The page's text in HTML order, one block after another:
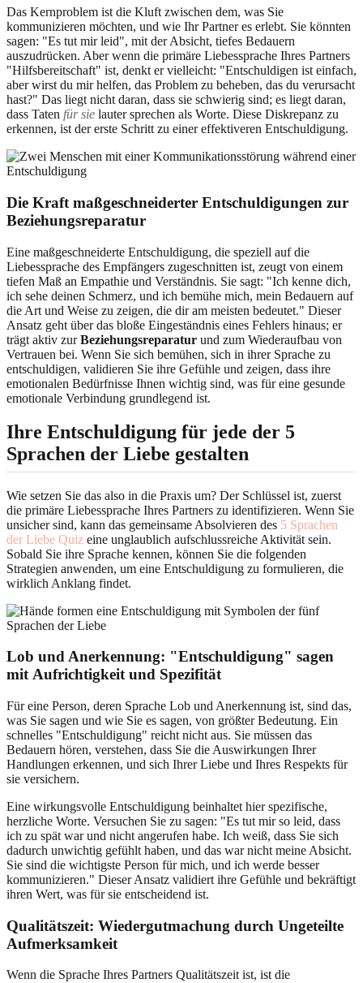
Das Kernproblem ist die Kluft zwischen dem, was Sie
kommunizieren möchten, und wie Ihr Partner es erlebt. Sie könnten
sagen: "Es tut mir leid", mit der Absicht, tiefes Bedauern
auszudrücken. Aber wenn die primäre Liebessprache Ihres Partners
"Hilfsbereitschaft" ist, denkt er vielleicht: "Entschuldigen ist einfach,
aber wirst du mir helfen, das Problem zu beheben, das du verursacht
hast?" Das liegt nicht daran, dass sie schwierig sind; es liegt daran,
dass Taten für sie lauter sprechen als Worte. Diese Diskrepanz zu
erkennen, ist der erste Schritt zu einer effektiveren Entschuldigung.
Die Kraft maßgeschneiderter Entschuldigungen zur
Beziehungsreparatur
Eine maßgeschneiderte Entschuldigung, die speziell auf die
Liebessprache des Empfängers zugeschnitten ist, zeugt von einem
tiefen Maß an Empathie und Verständnis. Sie sagt: "Ich kenne dich,
ich sehe deinen Schmerz, und ich bemühe mich, mein Bedauern auf
die Art und Weise zu zeigen, die dir am meisten bedeutet." Dieser
Ansatz geht über das bloße Eingeständnis eines Fehlers hinaus; er
trägt aktiv zurBeziehungsreparatur und zum Wiederaufbau von
Vertrauen bei. Wenn Sie sich bemühen, sich in ihrer Sprache zu
entschuldigen, validieren Sie ihre Gefühle und zeigen, dass ihre
emotionalen Bedürfnisse Ihnen wichtig sind, was für eine gesunde
emotionale Verbindung grundlegend ist.
Ihre Entschuldigung für jede der 5
Sprachen der Liebe gestalten
Wie setzen Sie das also in die Praxis um? Der Schlüssel ist, zuerst
die primäre Liebessprache Ihres Partners zu identifizieren. Wenn Sie
unsicher sind, kann das gemeinsame Absolvieren des 5 Sprachen
der Liebe Quiz eine unglaublich aufschlussreiche Aktivität sein.
Sobald Sie ihre Sprache kennen, können Sie die folgenden
Strategien anwenden, um eine Entschuldigung zu formulieren, die
wirklich Anklang findet.
Lob und Anerkennung: "Entschuldigung" sagen
mitAufrichtigkeit und Spezifität
Für eine Person, deren Sprache Lob und Anerkennung ist, sind das,
was Sie sagen und wie Sie es sagen, von größter Bedeutung. Ein
schnelles "Entschuldigung" reicht nicht aus. Sie müssen das
Bedauern hören, verstehen, dass Sie die Auswirkungen Ihrer
Handlungen erkennen, und sich Ihrer Liebe und Ihres Respekts für
sie versichern.
Eine wirkungsvolle Entschuldigung beinhaltet hier spezifische,
herzliche Worte. Versuchen Sie zu sagen: "Es tut mir so leid, dass
ich zu spät war und nicht angerufen habe. Ich weiß, dass Sie sich
dadurch unwichtig gefühlt haben, und das war nicht meine Absicht.
Sie sind die wichtigste Person für mich, und ich werde besser
kommunizieren." Dieser Ansatz validiert ihre Gefühle und bekräftigt
ihren Wert, was für sie entscheidend ist.
Qualitätszeit: Wiedergutmachung durch Ungeteilte
Aufmerksamkeit
Wenn die Sprache Ihres Partners Qualitätszeit ist, ist die